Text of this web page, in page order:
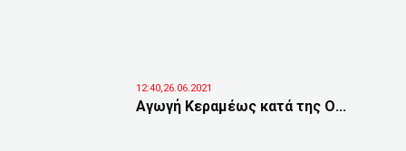
12:40,26.06.2021
Αγωγή Κεραμέως κατά της Ο...